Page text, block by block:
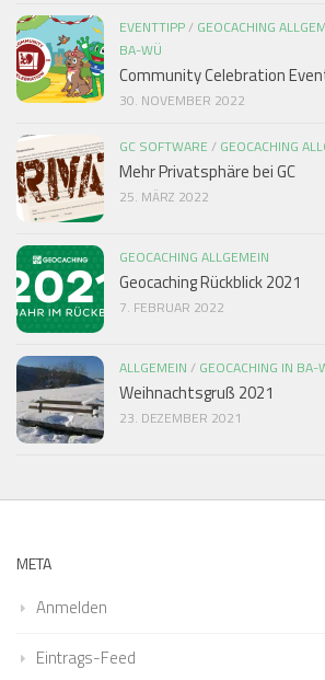
EVENTTIPP/ GEOCACHING
BA-WÜ
Community Celebration
30. NOVEMBER 2022
GC SOFTWARE / GEOCACHING
Mehr Privatsphäre bei GC
25. MÄRZ 2022
GEOCACHING ALLGEMEIN
Geocaching Rückblick 2021
7. FEBRUAR 2022
ALLGEMEIN / GEOCACHING IN BA-
Weihnachtsgruß 2021
23. DEZEMBER 2021
META
Anmelden
Eintrags-Feed